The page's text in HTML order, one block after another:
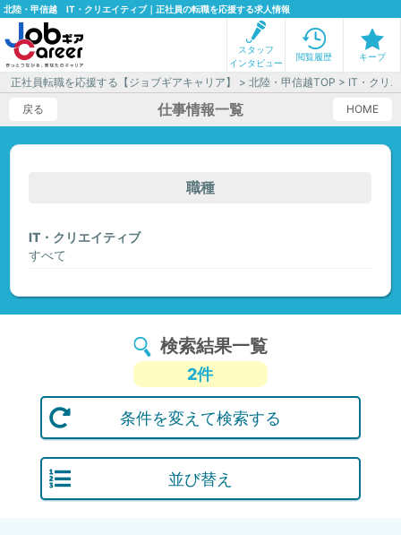
北陸・甲信越 IT・クリエイティブ｜正社員の転職を応援する求人情報
スタッフ
インタビュー
閲覧履歴 キープ
正社員転職を応援する【ジョブギアキャリア】 >北陸・甲信越TOP > IT・クリ
戻る
HOME
仕事情報一覧
職種
IT・クリエイティブ
すべて
検索結果一覧
2件
条件を変えて検索する
並び替え